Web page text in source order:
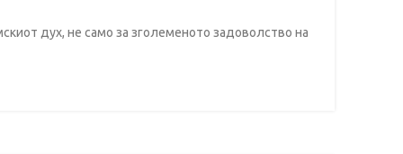
дух, не само за зголеменото задоволство на